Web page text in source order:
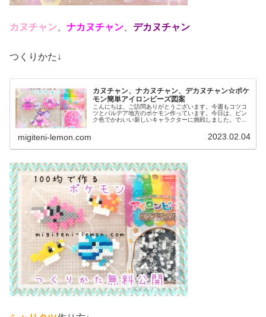
カヌチャン ナカヌチャン デカヌチャン
つくりかた↓
カヌチャン、ナカヌチャン、デカヌチャン☆ポケ
モン簡単アイロンビーズ図案
こんにちは。ご訪問ありがとうございます。今週もコツコ
ツとパルデア地方のポケモン作っています。今日は、ピン
ク色でかわいい新しいキャラクターに挑戦しました。で
migiteni-lemon.com 2023.02.04